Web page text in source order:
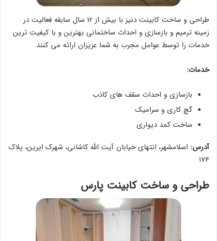
طراحی و ساخت کابینت دنیز با بیش از 12 سال سابقه فعالیت در
زمینه ترمیم و بازسازی و احداث ساختمانی بهترین و با کیفیت ترین
خدمات را توسط عوامل مجرب به شما عزیزان ارائه می کنند.
خدمات:
بازسازی و احداث سقف های کاذب
گچ کاری و سرامیک
ساخت کمد دیواری
آدرس: اسلامشهر، انتهای خیابان آیت الله کاشانی، شهرک ایرین، پلاک
174
طراحی و ساخت کابینت پارس